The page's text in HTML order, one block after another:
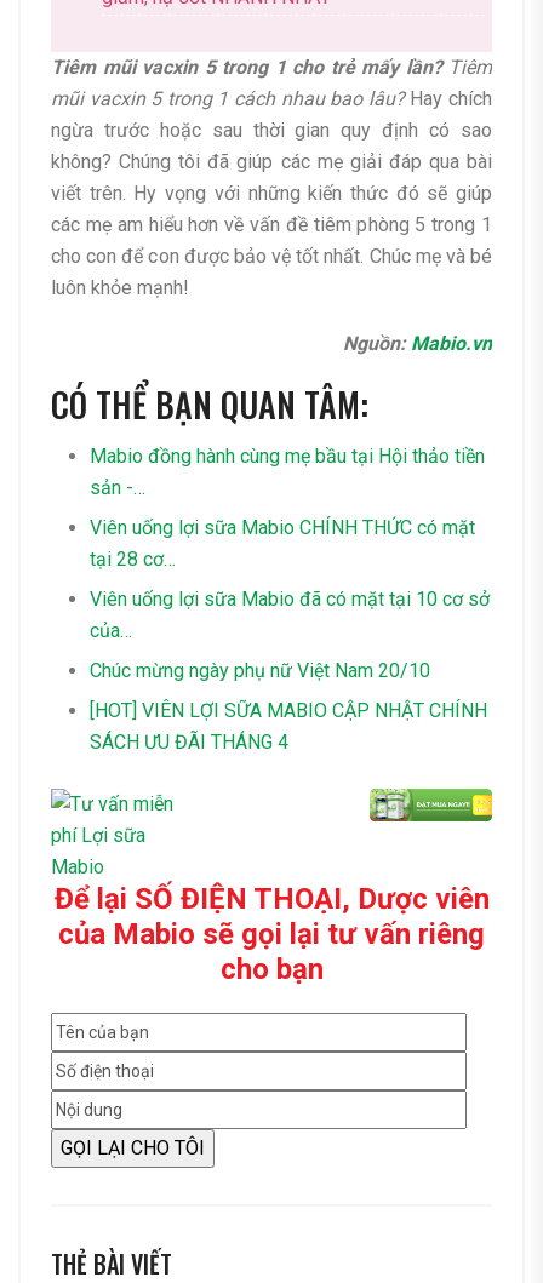
Tiêm mũi vacxin 5 trong 1 cho trẻ mấy lần? Tiêm
mũi vacxin 5 trong 1 cách nhau bao lâu? Hay chích
ngừa trước hoặc sau thời gian quy định có sao
không? Chúng tôi đã giúp các mẹ giải đáp qua bài
viết trên. Hy vọng với những kiến thức đó sẽ giúp
các mẹ am hiểu hơn về vấn đề tiêm phòng 5 trong 1
cho con để con được bảo vệ tốt nhất. Chúc mẹ và bé
luôn khỏe mạnh!
Nguồn: Mabio.vn
CÓ THỂ BẠN QUAN TÂM:
Mabio đồng hành cùng mẹ bầu tại Hội thảo tiền
sản -…
Viên uống lợi sữa Mabio CHÍNH THỨC có mặt
tại 28 cơ…
Viên uống lợi sữa Mabio đã có mặt tại 10 cơ sở
của…
Chúc mừng ngày phụ nữ Việt Nam 20/10
[HOT] VIÊN LỢI SỮA MABIO CẬP NHẬT CHÍNH
SÁCH ƯU ĐÃI THÁNG 4
Để lại SỐ ĐIỆN THOẠI, Dược viên
của Mabio sẽ gọi lại tư vấn riêng
cho bạn
THẺ BÀI VIẾT